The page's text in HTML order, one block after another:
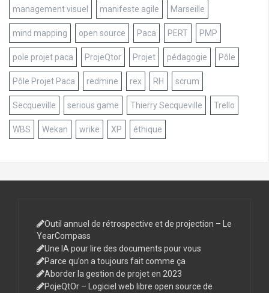
management visuel manifeste agile Marseille
mind mapping open source Paca PERT PMP
pole projet paca ProjeQtor Projet pédagogie Pôle
Pôle Projet Paca redmine rex RH scrum
Secqueville serious game Thierry Secqueville Trello
WBS Wekan wrike XP éthique
Outil annuel de rétrospective et de projection – Le
YearCompass
Une IA pour lire des documents pour vous
Parce qu’on a toujours fait comme ça
Aborder la gestion de projet en 2023
PojeQtOr – Logiciel web libre open source de